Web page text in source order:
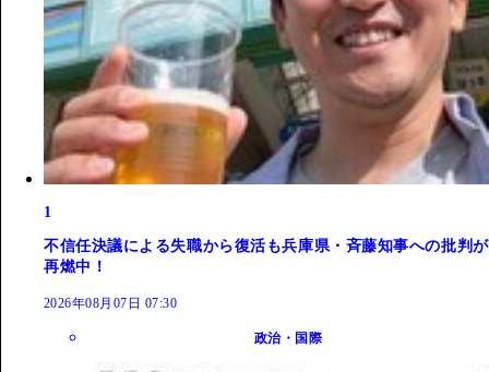
1
不信任決議による失職から復活も兵庫県・斉藤知事への批判が
再燃中！
2026年08月07日 07:30
政治・国際